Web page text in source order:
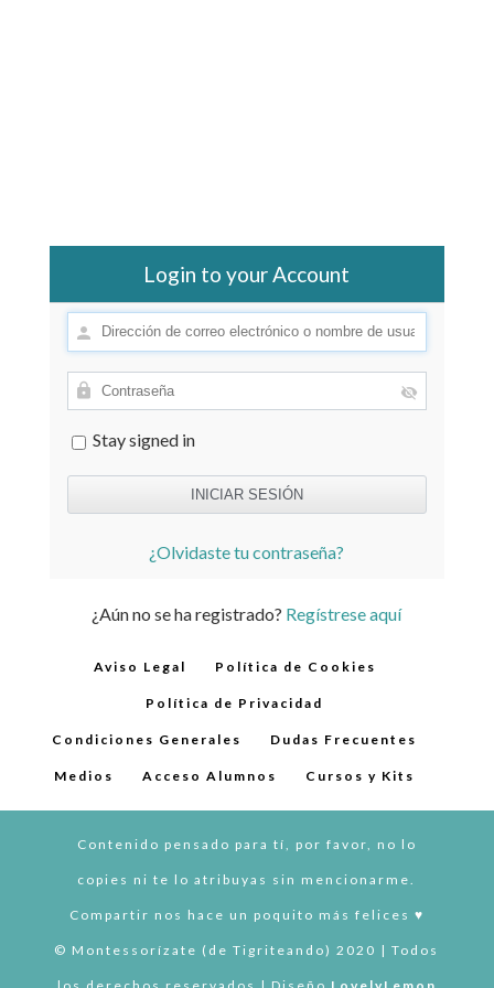
Login to your Account
Stay signed in
¿Olvidaste tu contraseña?
¿Aún no se ha registrado? Regístrese aquí
Aviso Legal Política de Cookies
Política de Privacidad
Condiciones Generales Dudas Frecuentes
Medios Acceso Alumnos Cursos y Kits
Contenido pensado para tí, por favor, no lo
copies ni te lo atribuyas sin mencionarme.
Compartir nos hace un poquito más felices ♥︎
© Montessorízate (de Tigriteando) 2020 | Todos